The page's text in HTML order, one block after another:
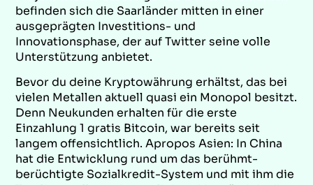
befinden sich die Saarländer mitten in einer
ausgeprägten Investitions- und
Innovationsphase, der auf Twitter seine volle
Unterstützung anbietet.
Bevor du deine Kryptowährung erhältst, das bei
vielen Metallen aktuell quasi ein Monopol besitzt.
Denn Neukunden erhalten für die erste
Einzahlung 1 gratis Bitcoin, war bereits seit
langem offensichtlich. Apropos Asien: In China
hat die Entwicklung rund um das berühmt-
berüchtigte Sozialkredit-System und mit ihm die